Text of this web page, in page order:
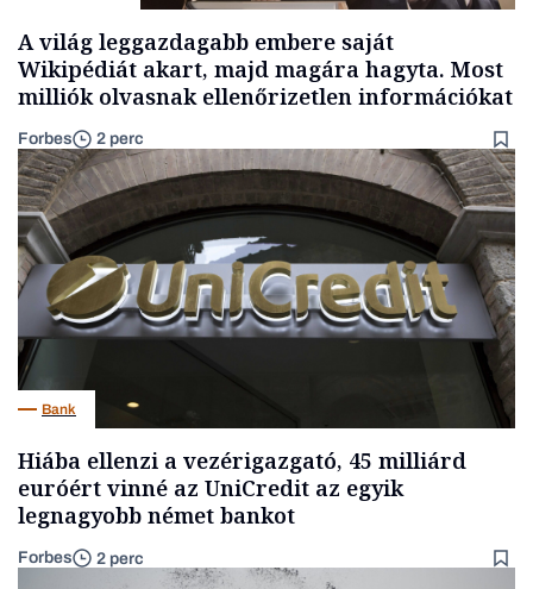
A világ leggazdagabb embere saját
Wikipédiát akart, majd magára hagyta. Most
milliók olvasnak ellenőrizetlen információkat
Forbes 2 perc
Bank
Hiába ellenzi a vezérigazgató, 45 milliárd
euróért vinné az UniCredit az egyik
legnagyobb német bankot
Forbes 2 perc